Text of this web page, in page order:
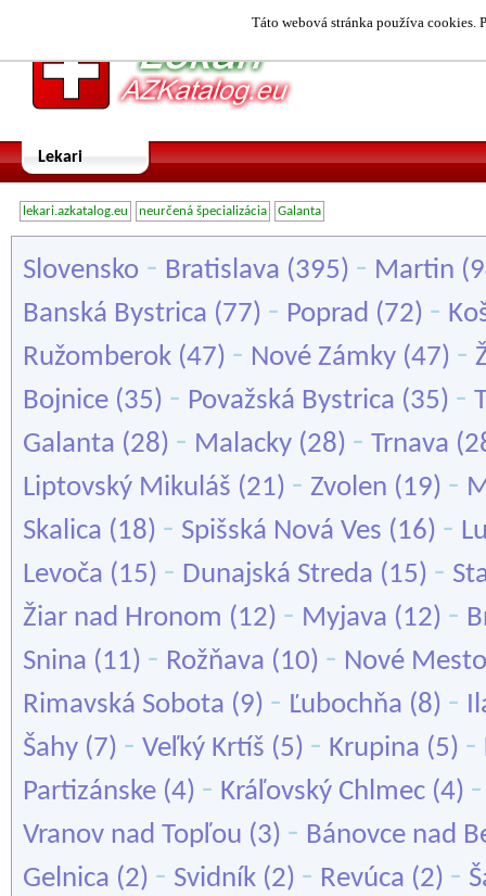
Táto webová stránka používa cookies.
Lekari
lekari.azkatalog.eu neurčená špecializácia Galanta
Slovensko - Bratislava (395) - Martin
Banská Bystrica (77) - Poprad (72) -
Ružomberok (47) - Nové Zámky (47) -
Bojnice (35) - Považská Bystrica (35) -
Galanta (28) - Malacky (28) - Trnava
Liptovský Mikuláš (21) - Zvolen (19) -
Skalica (18) - Spišská Nová Ves (16) -
Levoča (15) - Dunajská Streda (15) -
Žiar nad Hronom (12) - Myjava (12) -
Snina (11) - Rožňava (10) - Nové
Rimavská Sobota (9) - Ľubochňa (8) -
Šahy (7) - Veľký Krtíš (5) - Krupina (5) -
Partizánske (4) - Kráľovský Chlmec (4)
Vranov nad Topľou (3) - Bánovce nad
Gelnica (2) - Svidník (2) - Revúca (2) -